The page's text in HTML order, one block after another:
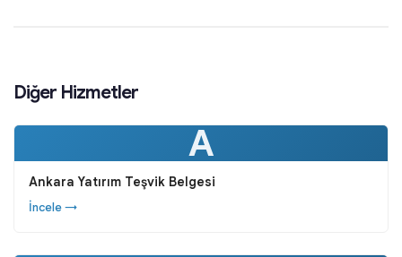
Diğer Hizmetler
A
Ankara Yatırım Teşvik Belgesi
İncele →